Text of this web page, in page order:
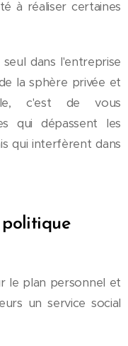
à réaliser certaines
dans l'entreprise
la sphère privée et
c'est de vous
qui dépassent les
qui interfèrent dans
le plan personnel et
un service social